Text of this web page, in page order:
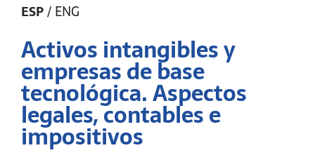
ESP/ ENG
Activos intangibles y
empresas de base
tecnológica. Aspectos
legales, contables e
impositivos